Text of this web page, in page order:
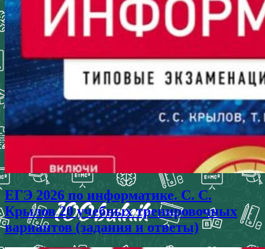
ЕГЭ 2026 по информатике. С. С.
Крылов 20 учебных тренировочных
вариантов (задания и ответы)